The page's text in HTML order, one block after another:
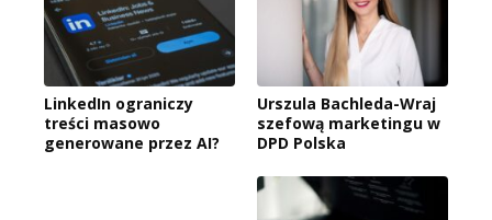
LinkedIn ograniczy
treści masowo
generowane przez AI?
Urszula Bachleda-Wraj
szefową marketingu w
DPD Polska